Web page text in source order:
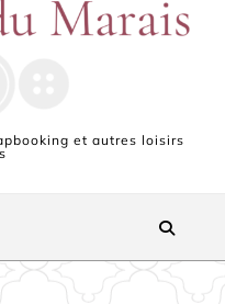
et autres loisirs